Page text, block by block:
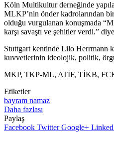
Köln Multikultur derneğinde
MLKP’nin önder kadrolarından
olduğu vurgulanan konuşmada
karşı savaştı ve şehitler verdi.”
Stuttgart kentinde Lilo Herrmann
kuvvetlerinin ideolojik, politik,
MKP, TKP-ML, ATİF, TİKB, FCK,
Etiketler
bayram namaz
Daha fazlası
Paylaş
Facebook Twitter Google+